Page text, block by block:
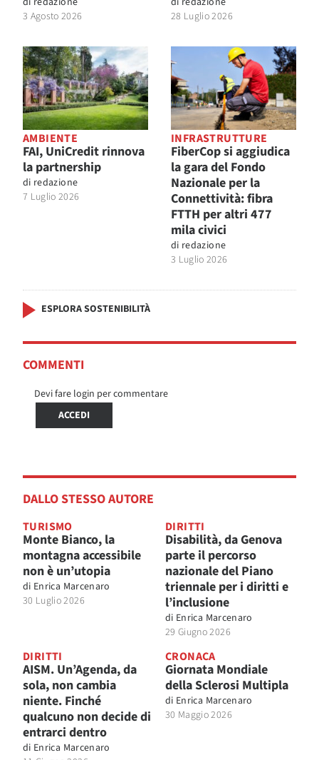
3 Agosto 2026
28 Luglio 2026
AMBIENTE
FAI, UniCredit rinnova
la partnership
di redazione
7 Luglio 2026
INFRASTRUTTURE
FiberCop si aggiudica
la gara del Fondo
Nazionale per la
Connettività: fibra
FTTH per altri 477
mila civici
di redazione
3 Luglio 2026
ESPLORA SOSTENIBILITÀ
COMMENTI
Devi fare login per commentare
ACCEDI
DALLO STESSO AUTORE
TURISMO
Monte Bianco, la
montagna accessibile
non è un’utopia
di Enrica Marcenaro
30 Luglio 2026
DIRITTI
Disabilità, da Genova
parte il percorso
nazionale del Piano
triennale per i diritti e
l’inclusione
di Enrica Marcenaro
29 Giugno 2026
DIRITTI
AISM. Un’Agenda, da
sola, non cambia
niente. Finché
qualcuno non decide di
entrarci dentro
di Enrica Marcenaro
CRONACA
Giornata Mondiale
della Sclerosi Multipla
di Enrica Marcenaro
30 Maggio 2026